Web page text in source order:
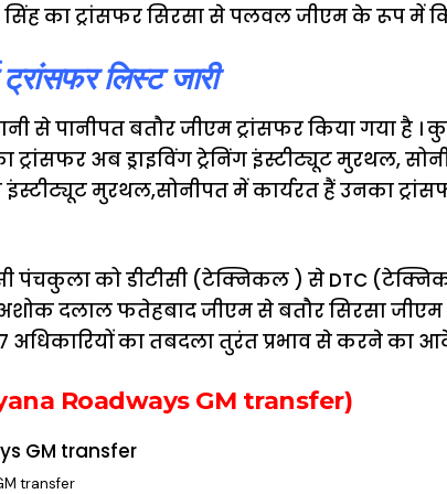
का ट्रांसफर सिरसा से पलवल जीएम के रूप में
लिस्ट जारी
से पानीपत बतौर जीएम ट्रांसफर किया गया है ।
अब ड्राइविंग ट्रेनिंग इंस्टीट्यूट मुरथल,
इंस्टीट्यूट मुरथल,सोनीपत में कार्यरत हैं उनका
पंचकुला को डीटीसी (टेक्निकल ) से DTC
दलाल फतेहबाद जीएम से बतौर सिरसा जीएम
अधिकारियों का तबदला तुरंत प्रभाव से करने का
Roadways GM transfer)
transfer